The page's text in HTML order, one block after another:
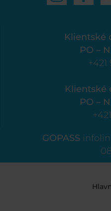
Klientské
PO –
Klientské
PO –
GOPASS